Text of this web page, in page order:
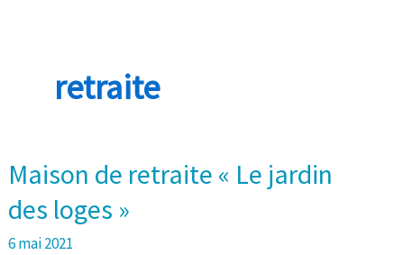
retraite
Maison de retraite « Le jardin
des loges »
6 mai 2021